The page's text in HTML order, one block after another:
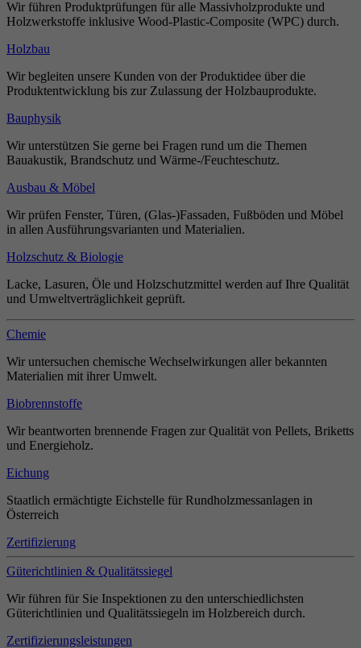
Wir führen Produktprüfungen für alle Massivholzprodukte und
Holzwerkstoffe inklusive Wood-Plastic-Composite (WPC) durch.
Holzbau
Wir begleiten unsere Kunden von der Produktidee über die
Produktentwicklung bis zur Zulassung der Holzbauprodukte.
Bauphysik
Wir unterstützen Sie gerne bei Fragen rund um die Themen
Bauakustik, Brandschutz und Wärme-/Feuchteschutz.
Ausbau & Möbel
Wir prüfen Fenster, Türen, (Glas-)Fassaden, Fußböden und Möbel
in allen Ausführungsvarianten und Materialien.
Holzschutz & Biologie
Lacke, Lasuren, Öle und Holzschutzmittel werden auf Ihre Qualität
und Umweltverträglichkeit geprüft.
Chemie
Wir untersuchen chemische Wechselwirkungen aller bekannten
Materialien mit ihrer Umwelt.
Biobrennstoffe
Wir beantworten brennende Fragen zur Qualität von Pellets, Briketts
und Energieholz.
Eichung
Staatlich ermächtigte Eichstelle für Rundholzmessanlagen in
Österreich
Zertifizierung
Güterichtlinien & Qualitätssiegel
Wir führen für Sie Inspektionen zu den unterschiedlichsten
Güterichtlinien und Qualitätssiegeln im Holzbereich durch.
Zertifizierungsleistungen